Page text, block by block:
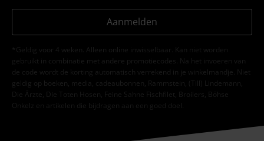
Aanmelden
*Geldig voor 4 weken. Alleen online inwisselbaar. Kan niet worden
gebruikt in combinatie met andere promotiecodes. Na het invoeren van
de code wordt de korting automatisch verrekend in je winkelmandje. Niet
geldig op boeken, media, cadeaubonnen, Rammstein, (Till) Lindemann,
Die Ärzte, Die Toten Hosen, Feine Sahne Fischfilet, Broilers, Böhse
Onkelz en artikelen die bijdragen aan een goed doel.